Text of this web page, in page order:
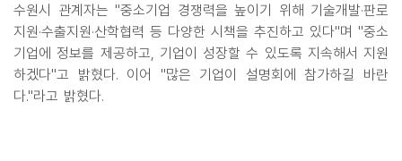
수원시 관계자는 "중소기업 경쟁력을 높이기 위해 기술개발·판로
지원·수출지원·산학협력 등 다양한 시책을 추진하고 있다"며 "중소
기업에 정보를 제공하고, 기업이 성장할 수 있도록 지속해서 지원
하겠다"고 밝혔다. 이어 "많은 기업이 설명회에 참가하길 바란
다."라고 밝혔다.